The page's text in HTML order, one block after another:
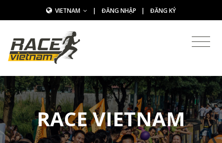
VIETNAM | ĐĂNG NHẬP | ĐĂNG KÝ
RACE VIETNAM